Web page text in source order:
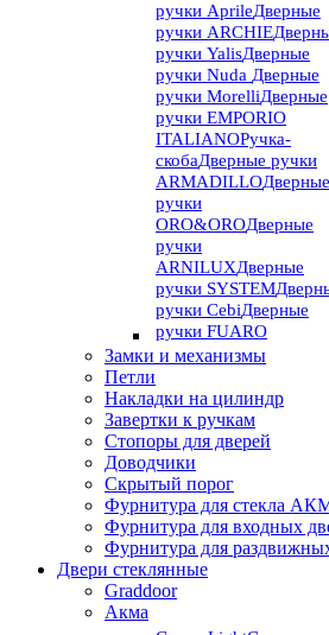
ручки AprileДверные
ручки ARCHIE
ручки YalisДверные
ручки Nuda Дверные
ручки MorelliДверные
ручки EMPORIO
ITALIANOРучка-
скобаДверные ручки
ARMADILLOДверные
ручки
ORO&OROДверные
ручки
ARNILUXДверные
ручки SYSTEM
ручки CebiДверные
ручки FUARO
Замки и механизмы
Петли
Накладки на цилиндр
Завертки к ручкам
Стопоры для дверей
Доводчики
Скрытый порог
Фурнитура для стекла
Фурнитура для входных
Фурнитура для
Двери стеклянные
Graddoor
Акма